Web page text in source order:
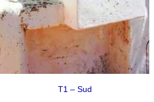
T1 – Sud